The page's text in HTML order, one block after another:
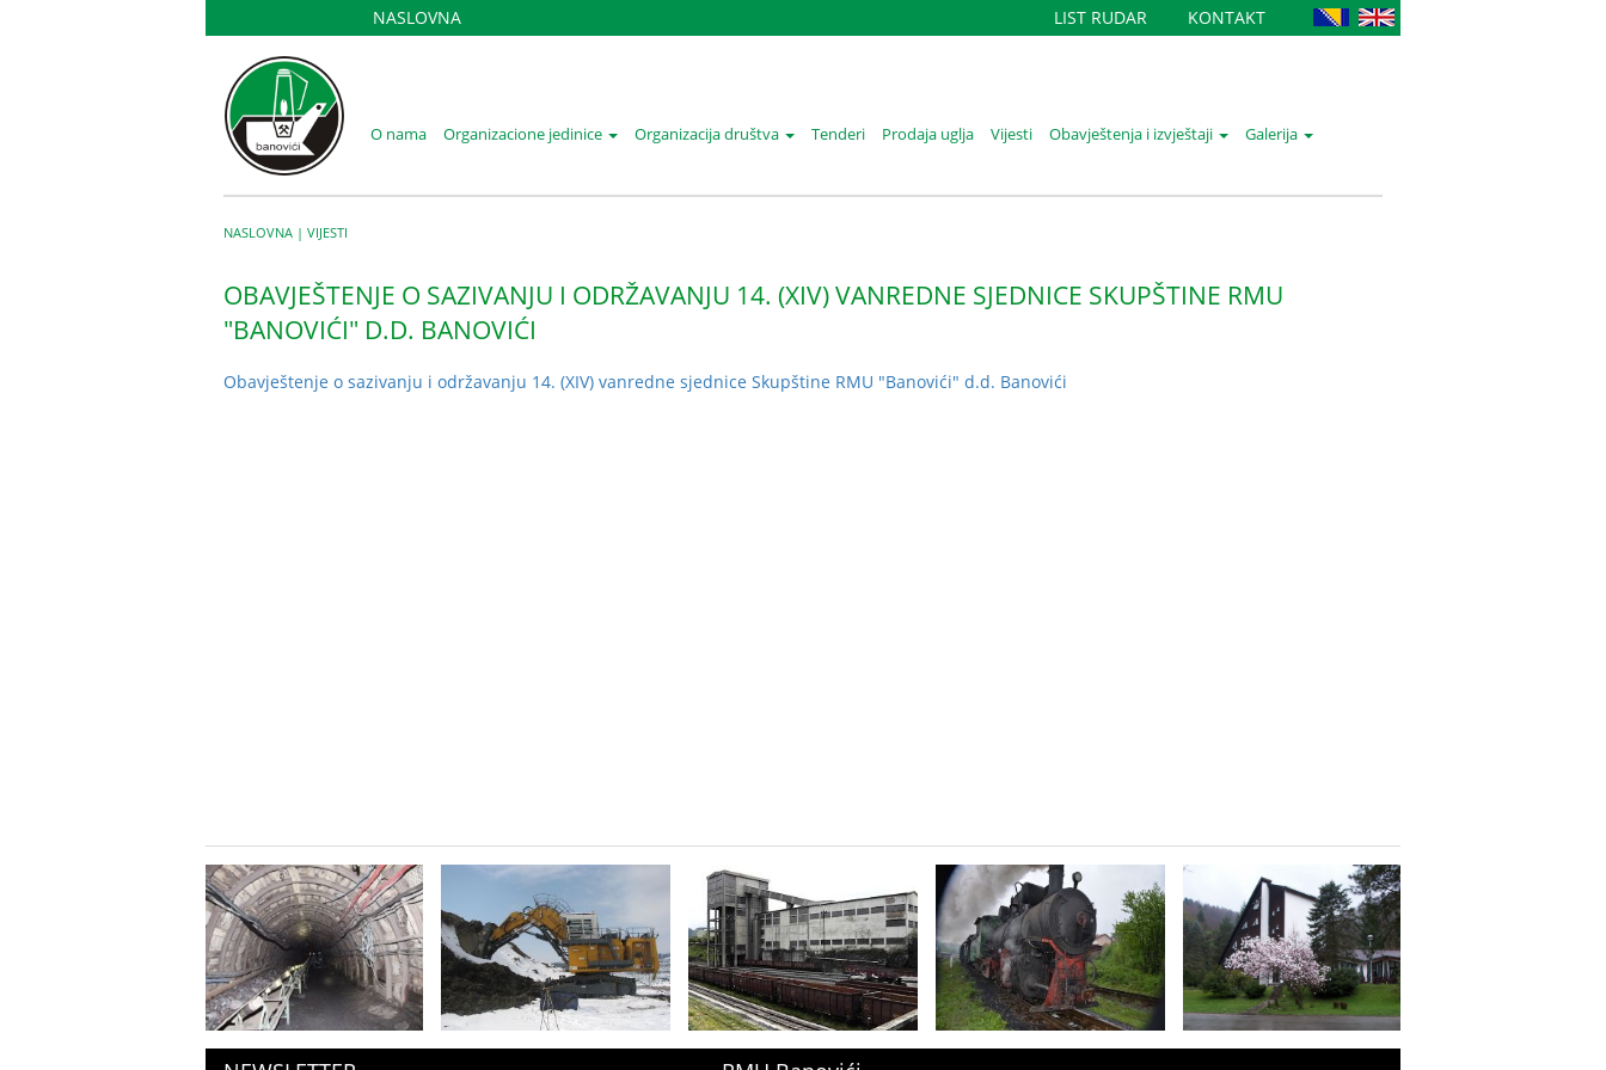
NASLOVNA LIST RUDAR KONTAKT
O nama Organizacione jedinice Organizacija društva Tenderi Prodaja uglja Vijesti Obavještenja i izvještaji Galerija
NASLOVNA | VIJESTI
OBAVJEŠTENJE O SAZIVANJU I ODRŽAVANJU 14. (XIV) VANREDNE SJEDNICE SKUPŠTINE RMU
"BANOVIĆI" D.D. BANOVIĆI
Obavještenje o sazivanju i održavanju 14. (XIV) vanredne sjednice Skupštine RMU "Banovići" d.d. Banovići